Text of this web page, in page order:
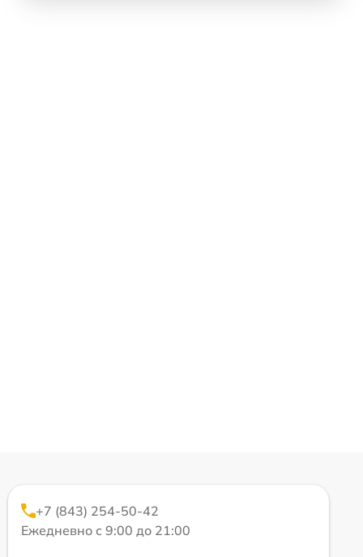
+7 (843) 254-50-42
Ежедневно с 9:00 до 21:00